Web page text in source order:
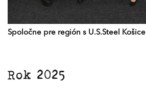
Spoločne pre región s U.S.Steel Košice
Rok 2025